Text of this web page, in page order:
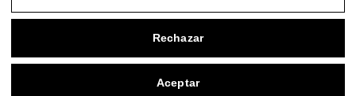
Rechazar
Aceptar